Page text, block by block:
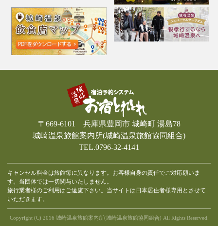
〒669-6101 兵庫県豊岡市 城崎町 湯島78
城崎温泉旅館案内所(城崎温泉旅館協同組合)
TEL.0796-32-4141
キャンセル料金は旅館毎に異なります。お客様自身の責任でご対応願いま
す。当団体では一切関与いたしません。
旅行業者様のご利用はご遠慮下さい。当サイトは日本居住者様専用とさせて
いただきます。
Copyright (C) 2016 城崎温泉旅館案内所(城崎温泉旅館協同組合) All Rights Reserved.